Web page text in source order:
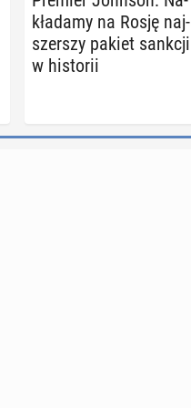
kła­da­my na Rosję naj­
szer­szy pakiet sankcji
w hi­sto­rii